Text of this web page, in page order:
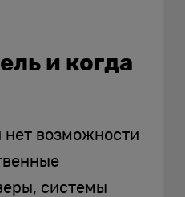
и когда
нет возможности
системы